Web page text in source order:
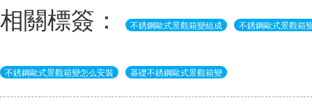
相關標簽：
不銹鋼歐式景觀箱變組成 不銹鋼歐式景觀箱
不銹鋼歐式景觀箱變怎么安裝 基礎不銹鋼歐式景觀箱變